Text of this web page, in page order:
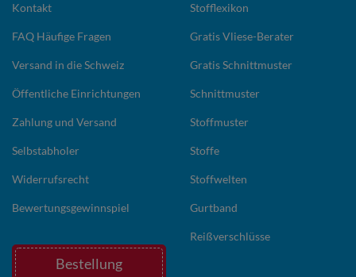
Kontakt
FAQ Häufige Fragen
Versand in die Schweiz
Öffentliche Einrichtungen
Zahlung und Versand
Selbstabholer
Widerrufsrecht
Bewertungsgewinnspiel
Bestellung
Stofflexikon
Gratis Vliese-Berater
Gratis Schnittmuster
Schnittmuster
Stoffmuster
Stoffe
Stoffwelten
Gurtband
Reißverschlüsse